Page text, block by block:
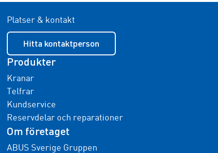
Platser & kontakt
Hitta kontaktperson
Produkter
Kranar
Telfrar
Kundservice
Reservdelar och reparationer
Om företaget
ABUS Sverige Gruppen